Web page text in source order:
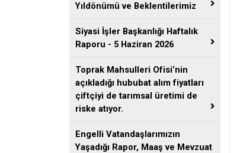
Yıldönümü ve Beklentilerimiz
Siyasi İşler Başkanlığı Haftalık
Raporu - 5 Haziran 2026
Toprak Mahsulleri Ofisi’nin
açıkladığı hububat alım fiyatları
çiftçiyi de tarımsal üretimi de
riske atıyor.
Engelli Vatandaşlarımızın
Yaşadığı Rapor, Maaş ve Mevzuat